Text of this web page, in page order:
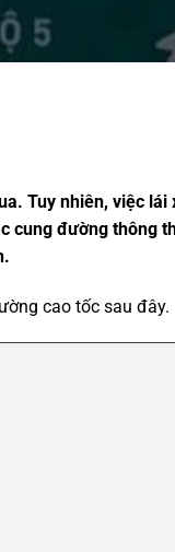
Tuy nhiên, việc
cung đường thông
cao tốc sau đây.